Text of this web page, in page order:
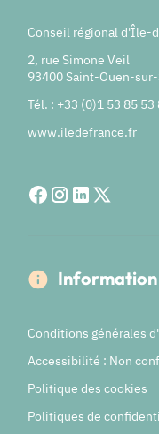
Conseil régional d'Île-
2, rue Simone Veil
93400 Saint-Ouen-
Tél. : +33 (0)1 53 85 53
www.iledefrance.fr
Information
Conditions générales
Accessibilité : Non
Politique des cookies
Politiques de